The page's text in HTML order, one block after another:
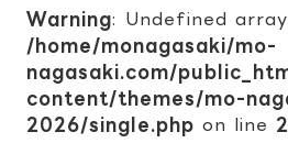
Warning: Undefined
/home/monagasaki/mo-
nagasaki.com/
content/themes/mo-
2026/single.php on line